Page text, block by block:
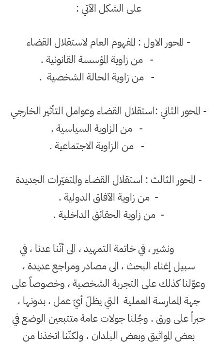
على الشكل الآتي :
- المحور الاول : المفهوم العام لاستقلال القضاء
من زاوية المؤسسة القانونية .
من زاوية الحالة الشخصية.
- المحور الثاني :استقلال القضاء وعوامل التأثير الخارجي
من الزاوية السياسية .
من الزاوية الاجتماعية .
- المحور الثالث : استقلال القضاء والمتغيّرات الجديدة
من زاوية الآفاق الدولية .
من زاوية الحقائق الداخلية .
ونشير ، في خاتمة التمهيد ، الى أنّنا عدنا ، في
سبيل إغناء البحث ، الى مصادر ومراجع عديدة ،
وعوّلنا كذلك على التجربة الشخصية ، وخصوصاً على
جهة الممارسة العمليةالتي يظلّ أيّ عمل ، بدونها ،
حبراً على ورق . وجُلنا جولات عامة متتبعين الوضع في
بعض المواثيق وبعض البلدان ، ولكنّنا اتخذنا من